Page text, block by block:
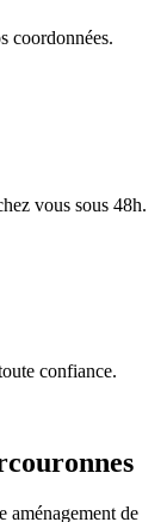
coordonnées.
vous sous 48h.
confiance.
aménagement de